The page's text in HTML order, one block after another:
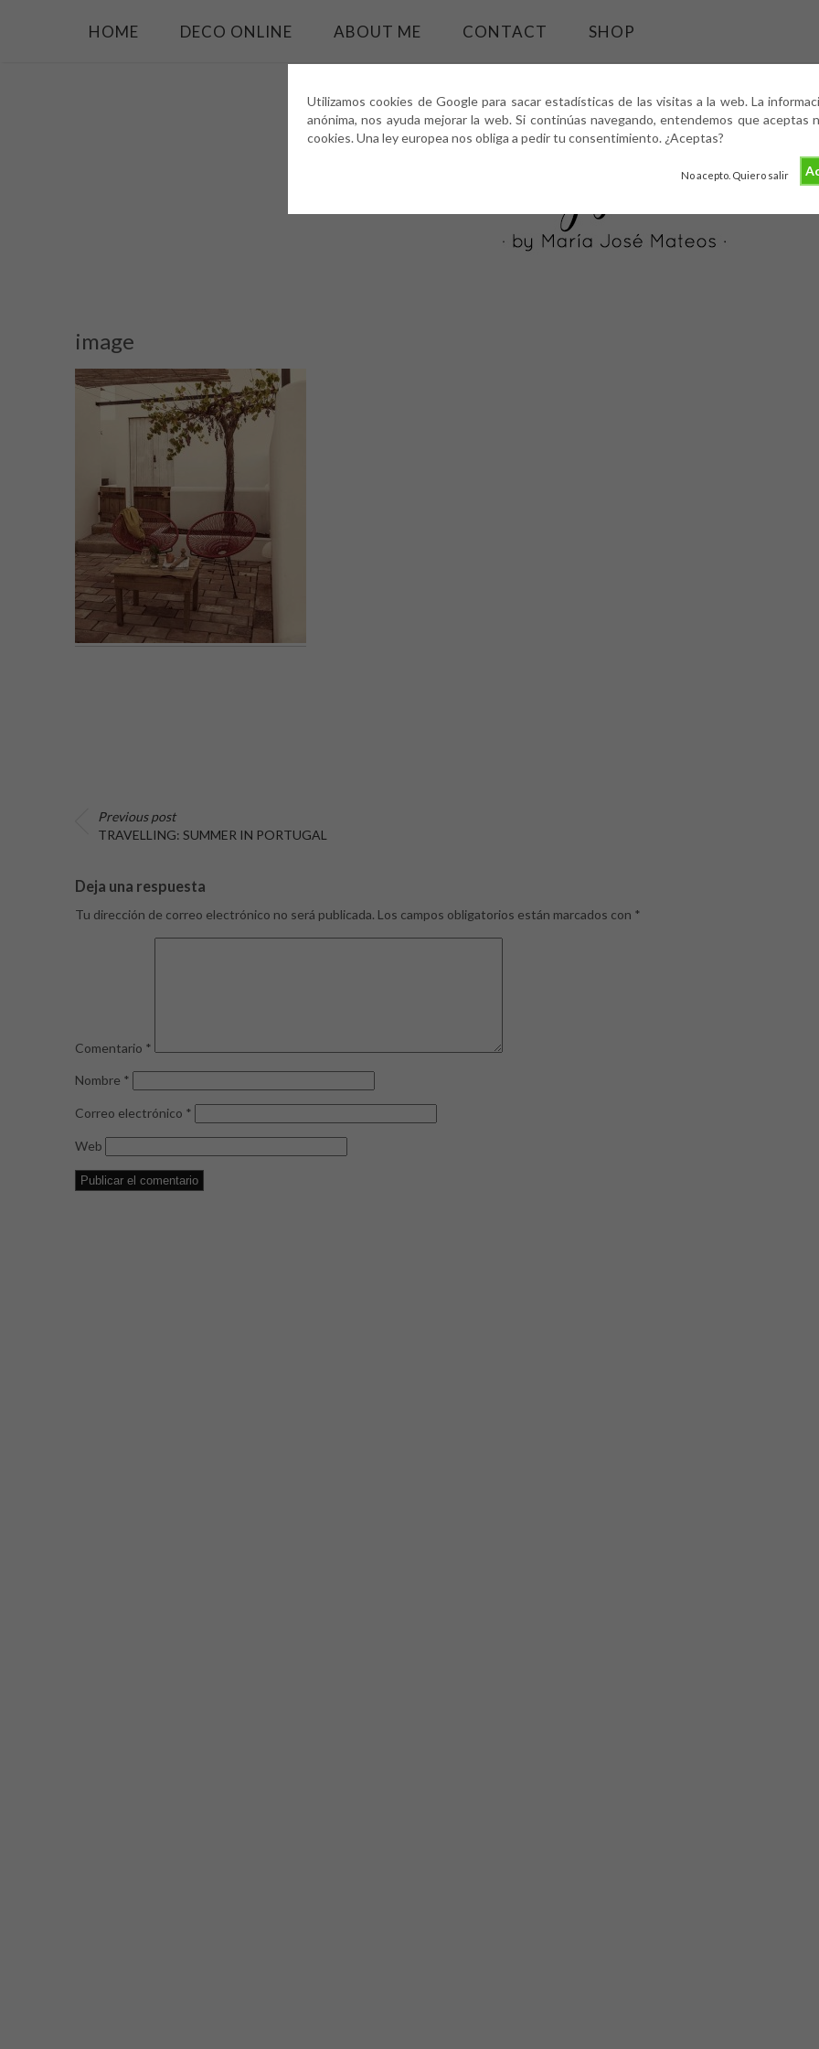
Utilizamos cookies de Google para sacar estadísticas de las visitas a la web. La
anónima, nos ayuda mejorar la web. Si continúas navegando, entendemos que aceptas
cookies. Una ley europea nos obliga a pedir tu consentimiento. ¿Aceptas?
No acepto. Quiero salir
HOME DECO ONLINE ABOUT ME CONTACT SHOP
image
Previous post
TRAVELLING: SUMMER IN PORTUGAL
Deja una respuesta
Tu dirección de correo electrónico no será publicada. Los campos obligatorios están marcados con *
Comentario *
Nombre *
Correo electrónico *
Web